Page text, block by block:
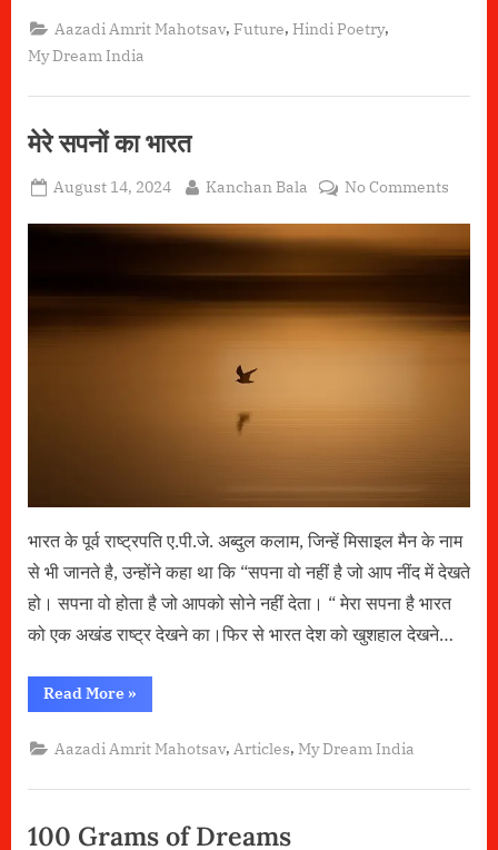
सपनों
का
भारत”
Aazadi Amrit Mahotsav,Future,Hindi Poetry,
My Dream India
मेरे सपनों का भारत
Posted
August 14, 2024 By
Kanchan Bala No Commentson
का
भारत के पूर्व राष्ट्रपति ए.पी.जे. अब्दुल कलाम, जिन्हें मिसाइल मैन के नाम
से भी जानते है, उन्होंने कहा था कि “सपना वो नहीं है जो आप नींद में देखते
हो। सपना वो होता है जो आपको सोने नहीं देता। “ मेरा सपना है भारत
को एक अखंड राष्ट्र देखने का।फिर से भारत देश को खुशहाल देखने…
Read More“मेरे
सपनों
भारत”
»
Aazadi Amrit Mahotsav, Articles,My Dream India
100 Grams of Dreams